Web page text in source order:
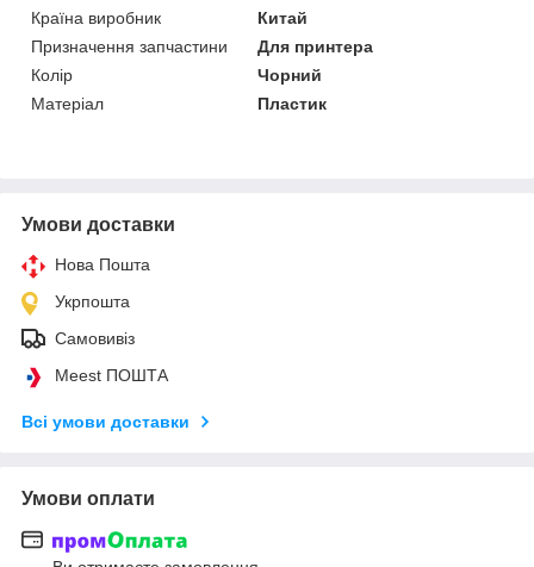
Країна виробник
Китай
Призначення запчастини
Для принтера
Колір
Чорний
Матеріал
Пластик
Умови доставки
Нова Пошта
Укрпошта
Самовивіз
Meest ПОШТА
Всі умови доставки
Умови оплати